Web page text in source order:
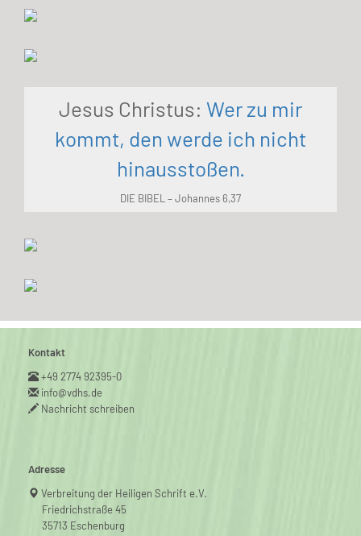
Jesus Christus: Wer zu mir
kommt, den werde ich nicht
hinausstoßen.
DIE BIBEL – Johannes 6,37
Kontakt
+49 2774 92395-0
info@vdhs.de
Nachricht schreiben
Adresse
Verbreitung der Heiligen Schrift e.V.
Friedrichstraße 45
35713 Eschenburg